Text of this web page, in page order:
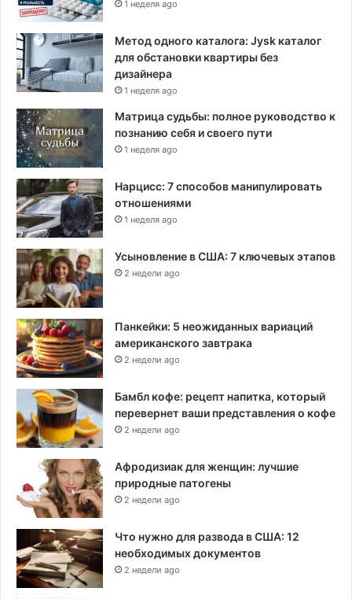
1 неделя ago
Метод одного каталога: Jysk каталог
для обстановки квартиры без
дизайнера
1 неделя ago
Матрица судьбы: полное руководство к
познанию себя и своего пути
1 неделя ago
Нарцисс: 7 способов манипулировать
отношениями
1 неделя ago
Усыновление в США: 7 ключевых этапов
2 недели ago
Панкейки: 5 неожиданных вариаций
американского завтрака
2 недели ago
Бамбл кофе: рецепт напитка, который
перевернет ваши представления о кофе
2 недели ago
Афродизиак для женщин: лучшие
природные патогены
2 недели ago
Что нужно для развода в США: 12
необходимых документов
2 недели ago